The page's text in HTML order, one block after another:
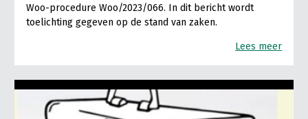
Woo-procedure Woo/2023/066. In dit bericht wordt
toelichting gegeven op de stand van zaken.
Lees meer